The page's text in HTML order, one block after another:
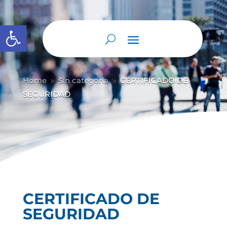
Abrir barra de herramientas
Home 9 Sin categoría 9 CERTIFICADO DE
SEGURIDAD
CERTIFICADO DE
SEGURIDAD